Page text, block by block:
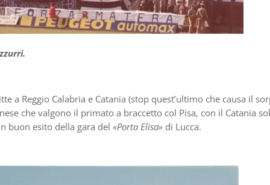
a Reggio Calabria e Catania (stop quest’ultimo che causa il
che valgono il primato a braccetto col Pisa, con il Catania
buon esito della gara del «Porta Elisa» di Lucca.